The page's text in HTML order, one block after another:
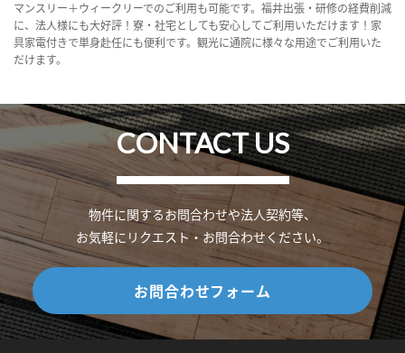
マンスリー＋ウィークリーでのご利用も可能です。福井出張・研修の経費削減
に、法人様にも大好評！寮・社宅としても安心してご利用いただけます！家
具家電付きで単身赴任にも便利です。観光に通院に様々な用途でご利用いた
だけます。
CONTACT US
物件に関するお問合わせや法人契約等、
お気軽にリクエスト・お問合わせください。
お問合わせフォーム